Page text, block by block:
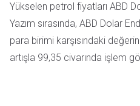
Yükselen petrol fiyatları ABD
Yazım sırasında, ABD Dolar
para birimi karşısındaki
artışla 99,35 civarında işlem